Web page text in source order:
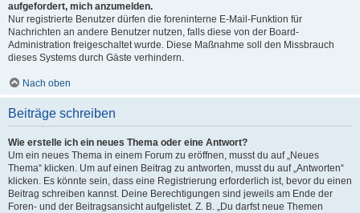
aufgefordert, mich anzumelden.
Nur registrierte Benutzer dürfen die foreninterne E-Mail-Funktion für
Nachrichten an andere Benutzer nutzen, falls diese von der Board-
Administration freigeschaltet wurde. Diese Maßnahme soll den Missbrauch
dieses Systems durch Gäste verhindern.
Nach oben
Beiträge schreiben
Wie erstelle ich ein neues Thema oder eine Antwort?
Um ein neues Thema in einem Forum zu eröffnen, musst du auf „Neues
Thema“ klicken. Um auf einen Beitrag zu antworten, musst du auf „Antworten“
klicken. Es könnte sein, dass eine Registrierung erforderlich ist, bevor du einen
Beitrag schreiben kannst. Deine Berechtigungen sind jeweils am Ende der
Foren- und der Beitragsansicht aufgelistet. Z. B. „Du darfst neue Themen